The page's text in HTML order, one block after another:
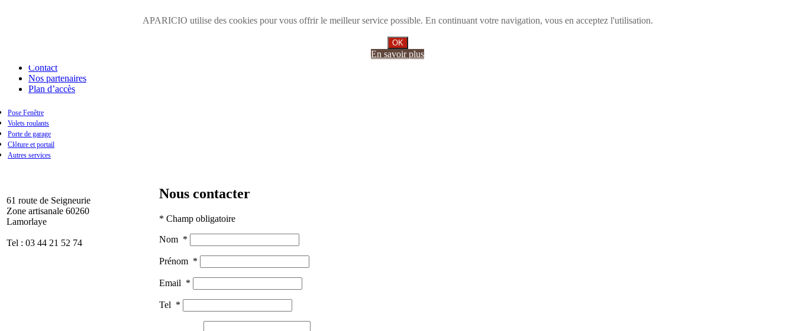
APARICIO utilise des cookies pour vous offrir le meilleur service possible. En continuant votre navigation, vous en acceptez l'utilisation.
OK
En savoir plus
Contact
Nos partenaires
Plan d’accès
Pose Fenêtre
Fenêtre en pvc
Fenêtre en aluminium
Fenêtre en bois
Volets roulants
Porte de garage
Clôture et portail
Autres services
61 route de Seigneurie
Zone artisanale 60260
Lamorlaye
Tel : 03 44 21 52 74
Nous contacter
* Champ obligatoire
Nom *
Prénom *
Email *
Tel *